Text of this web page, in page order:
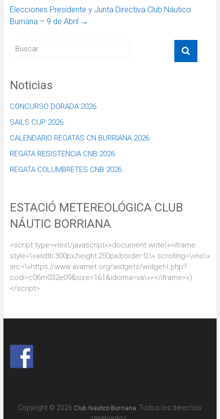
Elecciones Presidente y Junta Directiva Club Náutico
Burriana – 9 de Abril →
Noticias
CONCURSO DORADA 2026
SAILS CUP 2026
CALENDARIO REGATAS CN BURRIANA 2026
REGATA RESISTENCIA CNB 2026
REGATA COLUMBRETES CNB 2026
ESTACIÓ METEREOLÓGICA CLUB
NÁUTIC BORRIANA
<script type=»text/javascript»>document.write(«<iframe
style=\»width:300px;height:250px;border:0;\» scrolling=\»no\»
src=\»https://www.avamet.org/widgets/widget-l.php?
codi=c06m032e09&size=161&idioma=va\»></iframe>»)
</script>
Copyright © 2026 Club Nautico Burriana. Todos los derechos